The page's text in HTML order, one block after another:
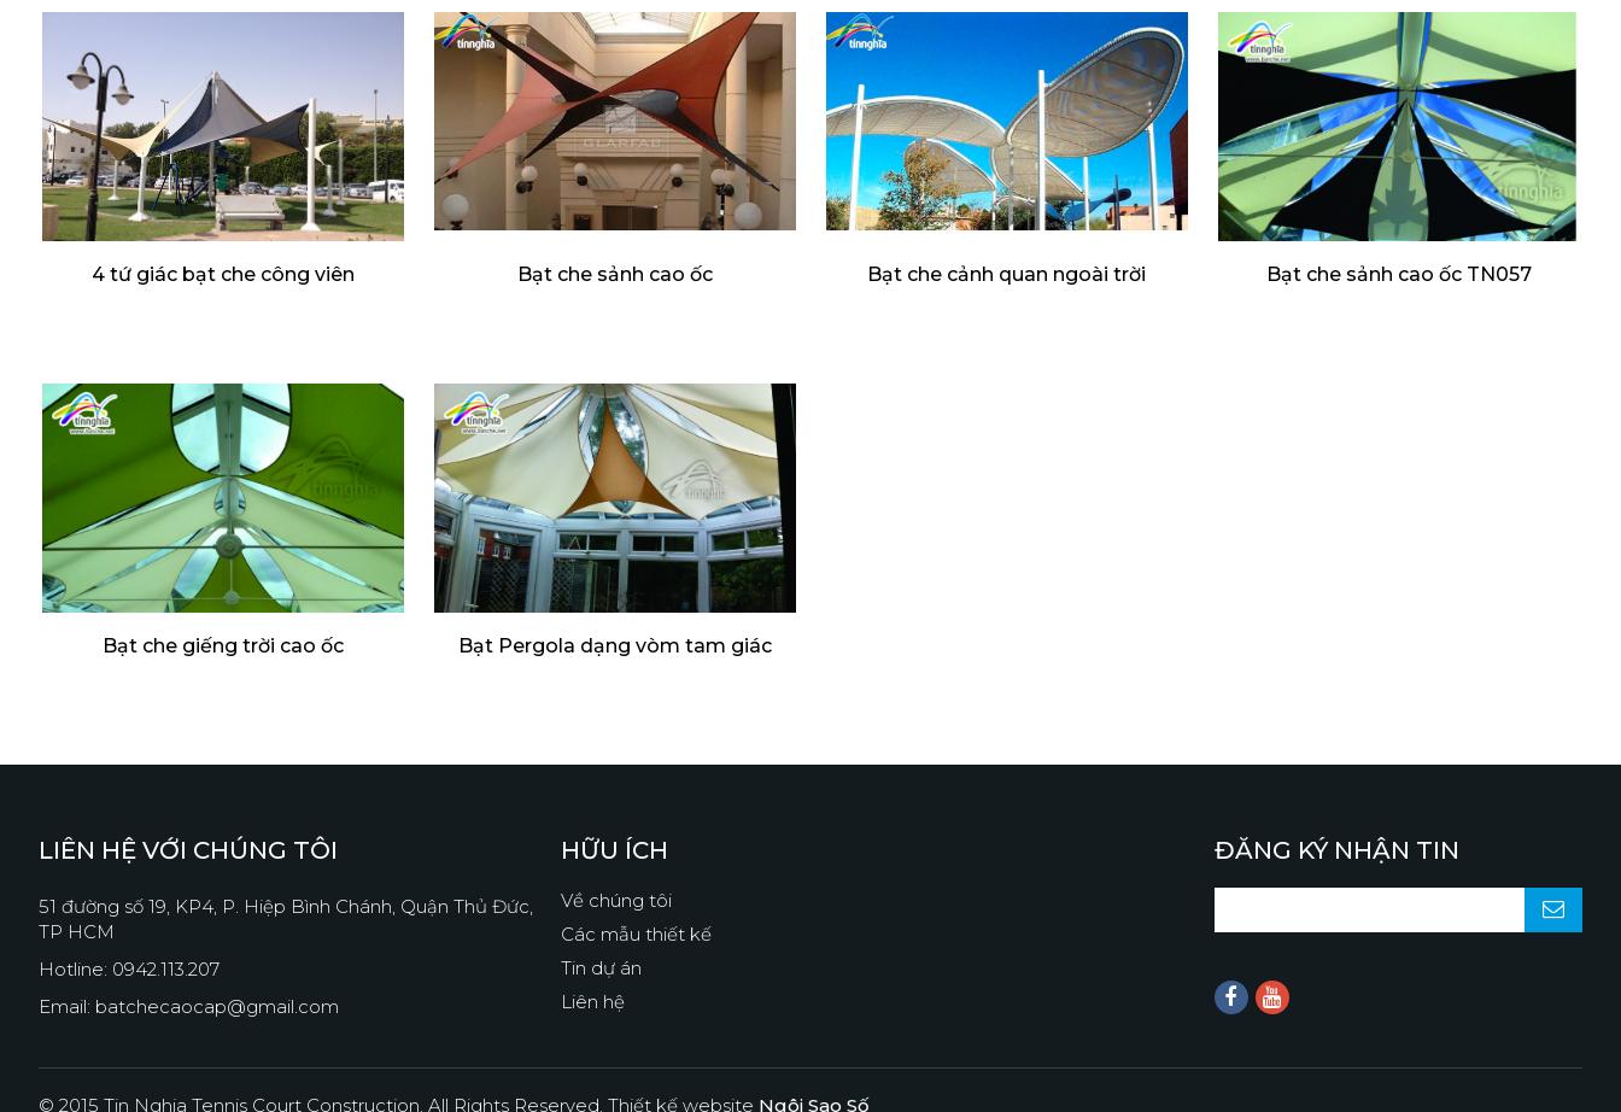
4 tứ giác bạt che công viên Bạt che sảnh cao ốc Bạt che cảnh quan ngoài trời Bạt che sảnh cao ốc TN057
Bạt che giếng trời cao ốc Bạt Pergola dạng vòm tam giác
LIÊN HỆ VỚI CHÚNG TÔI
51 đường số 19, KP4, P. Hiệp Bình Chánh, Quận Thủ Đức,
TP HCM
Hotline: 0942.113.207
Email: batchecaocap@gmail.com
HỮU ÍCH
Về chúng tôi
Các mẫu thiết kế
Tin dự án
Liên hệ
ĐĂNG KÝ NHẬN TIN
© 2015 Tin Nghia Tennis Court Construction. All Rights Reserved. Thiết kế website Ngôi Sao Số